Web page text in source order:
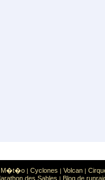
extr�mes
M�t�o | Cyclones | Volcan |
des Sables | Blog de